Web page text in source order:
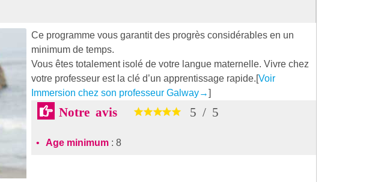
Ce programme vous garantit des progrès considérables en un
minimum de temps.
Vous êtes totalement isolé de votre langue maternelle. Vivre chez
votre professeur est la clé d’un apprentissage rapide.[Voir
Immersion chez son professeur Galway→]
Notre avis 5 / 5
Age minimum : 8